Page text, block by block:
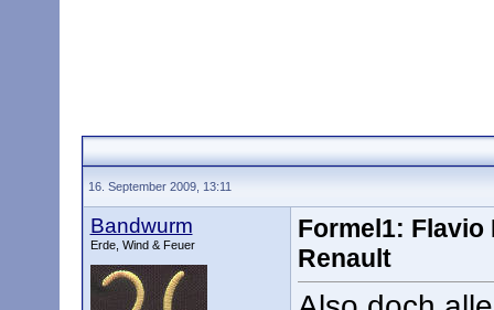
16. September 2009, 13:11
Bandwurm
Erde, Wind & Feuer
Formel1: Flavio
Renault